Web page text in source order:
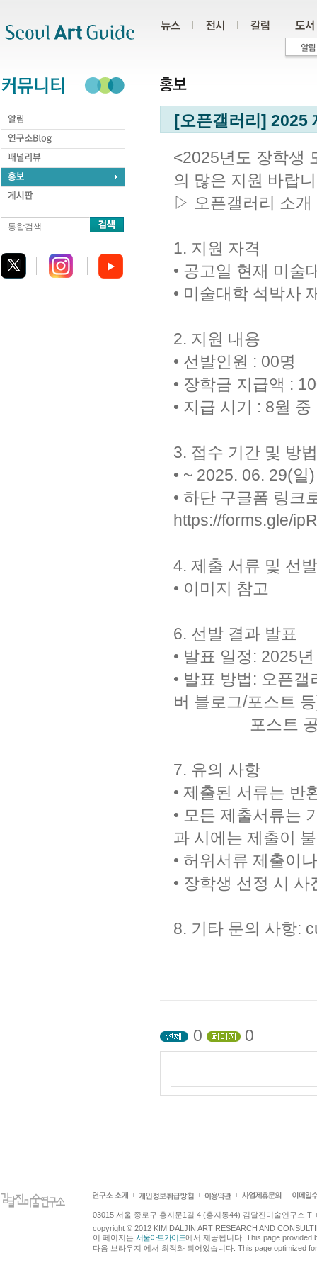
통합검색
[오픈갤러리] 2025
<2025년도 장학생
의 많은 지원 바랍
▷ 오픈갤러리 소개
1. 지원 자격
• 공고일 현재 미술
• 미술대학 석박사
2. 지원 내용
• 선발인원 : 00명
• 장학금 지급액 :
​• 지급 시기 : 8월 중
3. 접수 기간 및 방법
• ~ 2025. 06. 29(일)
​• 하단 구글폼 링크
https://forms.gle/
4. 제출 서류 및 선
• 이미지 참고
6. 선발 결과 발표
• 발표 일정: 2025
​• 발표 방법: 오픈
버 블로그/포스트
포스트 공시
7. 유의 사항
• 제출된 서류는 반
• 모든 제출서류는
과 시에는 제출이
• 허위서류 제출이
• 장학생 선정 시
8. 기타 문의 사항:
0 0
03015 서울 종로구 홍지문1길 4 (홍지동44) 김달진미술연구소 T
copyright © 2012 KIM DALJIN ART RESEARCH AND
이 페이지는 서울아트가이드에서 제공됩니다. This page provided
다음 브라우져 에서 최적화 되어있습니다. This page optimized